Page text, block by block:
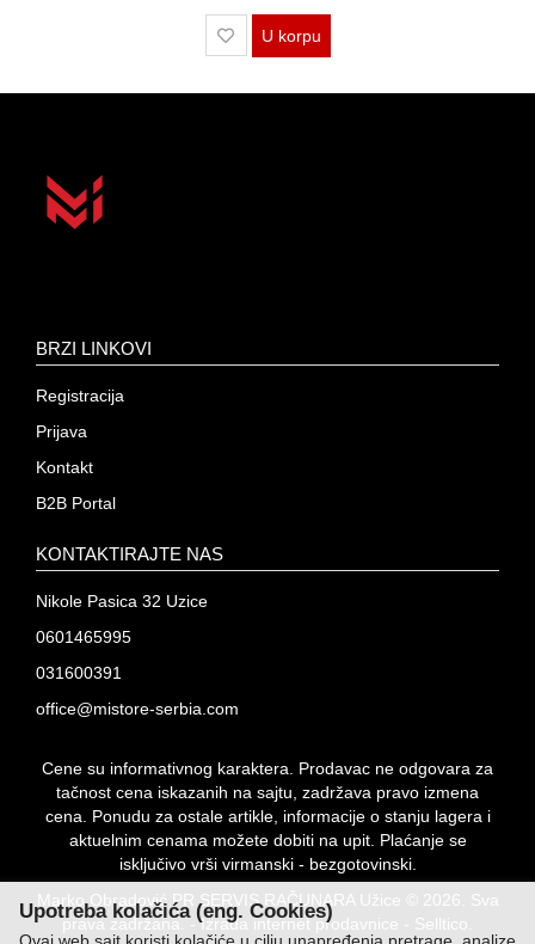
U korpu
BRZI LINKOVI
Registracija
Prijava
Kontakt
B2B Portal
KONTAKTIRAJTE NAS
Nikole Pasica 32 Uzice
0601465995
031600391
office@mistore-serbia.com
Cene su informativnog karaktera. Prodavac ne odgovara za
tačnost cena iskazanih na sajtu, zadržava pravo izmena
cena. Ponudu za ostale artikle, informacije o stanju lagera i
aktuelnim cenama možete dobiti na upit. Plaćanje se
isključivo vrši virmanski - bezgotovinski.
Marko Obradović PR SERVIS RAČUNARA Užice © 2026. Sva
prava zadržana. -Izrada internet prodavnice - Selltico.
Upotreba kolačića (eng. Cookies)